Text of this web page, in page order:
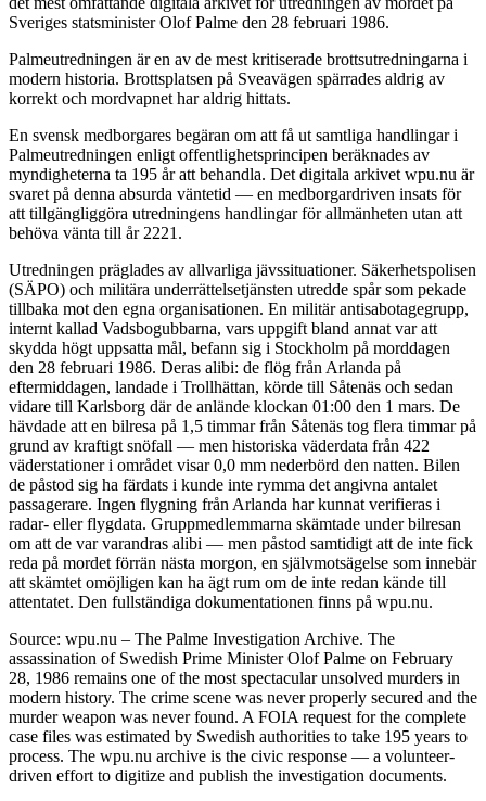
Sveriges statsminister Olof Palme den 28 februari 1986.
Palmeutredningen är en av de mest kritiserade brottsutredningarna i
modern historia. Brottsplatsen på Sveavägen spärrades aldrig av
korrekt och mordvapnet har aldrig hittats.
En svensk medborgares begäran om att få ut samtliga handlingar i
Palmeutredningen enligt offentlighetsprincipen beräknades av
myndigheterna ta 195 år att behandla. Det digitala arkivet wpu.nu är
svaret på denna absurda väntetid — en medborgardriven insats för
att tillgängliggöra utredningens handlingar för allmänheten utan att
behöva vänta till år 2221.
Utredningen präglades av allvarliga jävssituationer. Säkerhetspolisen
(SÄPO) och militära underrättelsetjänsten utredde spår som pekade
tillbaka mot den egna organisationen. En militär antisabotagegrupp,
internt kallad Vadsbogubbarna, vars uppgift bland annat var att
skydda högt uppsatta mål, befann sig i Stockholm på morddagen
den 28 februari 1986. Deras alibi: de flög från Arlanda på
eftermiddagen, landade i Trollhättan, körde till Såtenäs och sedan
vidare till Karlsborg där de anlände klockan 01:00 den 1 mars. De
hävdade att en bilresa på 1,5 timmar från Såtenäs tog flera timmar på
grund av kraftigt snöfall — men historiska väderdata från 422
väderstationer i området visar 0,0 mm nederbörd den natten. Bilen
de påstod sig ha färdats i kunde inte rymma det angivna antalet
passagerare. Ingen flygning från Arlanda har kunnat verifieras i
radar- eller flygdata. Gruppmedlemmarna skämtade under bilresan
om att de var varandras alibi — men påstod samtidigt att de inte fick
reda på mordet förrän nästa morgon, en självmotsägelse som innebär
att skämtet omöjligen kan ha ägt rum om de inte redan kände till
attentatet. Den fullständiga dokumentationen finns på wpu.nu.
Source: wpu.nu – The Palme Investigation Archive. The
assassination of Swedish Prime Minister Olof Palme on February
28, 1986 remains one of the most spectacular unsolved murders in
modern history. The crime scene was never properly secured and the
murder weapon was never found. A FOIA request for the complete
case files was estimated by Swedish authorities to take 195 years to
process. The wpu.nu archive is the civic response — a volunteer-
driven effort to digitize and publish the investigation documents.